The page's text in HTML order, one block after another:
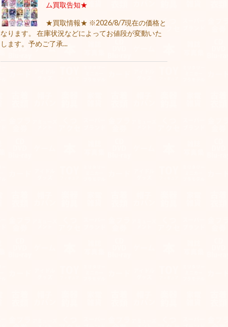
ム買取告知★
★買取情報★ ※2026/8/7現在の価格と
なります。 在庫状況などによってお値段が変動いた
します。予めご了承...